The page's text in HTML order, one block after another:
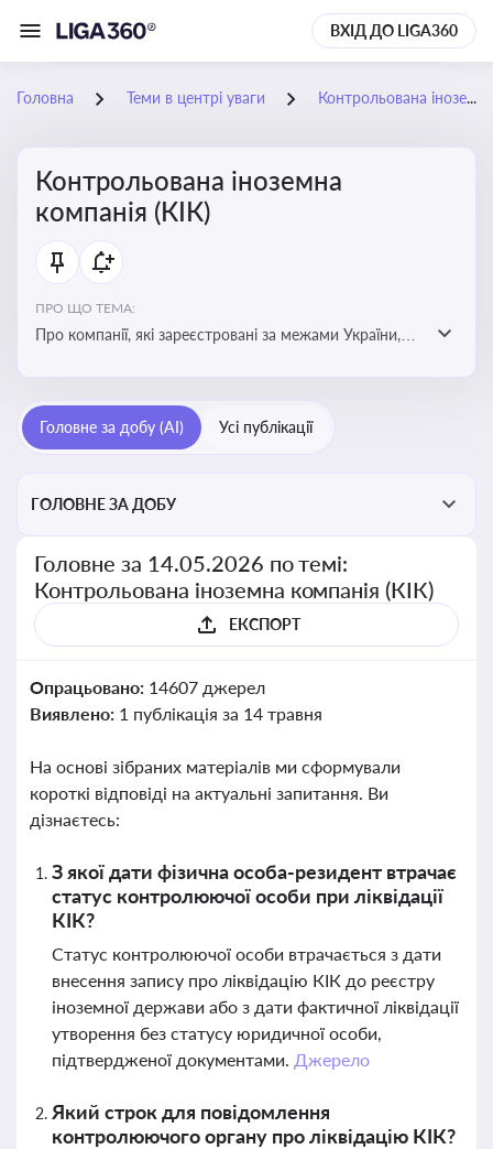
ВХІД ДО LIGA360
Головна Теми в центрі уваги Контрольована іноземна компанія (КІК)
Контрольована іноземна
компанія (КІК)
ПРО ЩО ТЕМА:
Про компанії, які зареєстровані за межами України,
органами України щодо своїх доходів і витрат
Головне за добу (AI) Усі публікації
ГОЛОВНЕ ЗА ДОБУ
Головне за 14.05.2026 по темі:
Контрольована іноземна компанія (КІК)
ЕКСПОРТ
Опрацьовано: 14607 джерел
Виявлено: 1 публікація за 14 травня
На основі зібраних матеріалів ми сформували
короткі відповіді на актуальні запитання. Ви
дізнаєтесь:
З якої дати фізична особа-резидент втрачає
статус контролюючої особи при ліквідації
КІК?
Статус контролюючої особи втрачається з дати
внесення запису про ліквідацію КІК до реєстру
іноземної держави або з дати фактичної ліквідації
утворення без статусу юридичної особи,
підтвердженої документами. Джерело
Який строк для повідомлення
контролюючого органу про ліквідацію КІК?